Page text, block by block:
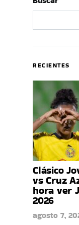
RECIENTES
Clásico
vs Cruz
hora ver
2026
agosto 7,